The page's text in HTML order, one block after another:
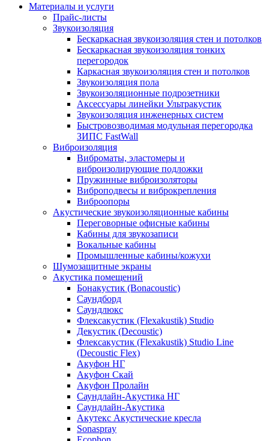
Материалы и услуги
Прайс-листы
Звукоизоляция
Бескаркасная звукоизоляция стен и потолков
Бескаркасная звукоизоляция тонких
перегородок
Каркасная звукоизоляция стен и потолков
Звукоизоляция пола
Звукоизоляционные подрозетники
Аксессуары линейки Ультракустик
Звукоизоляция инженерных систем
Быстровозводимая модульная перегородка
ЗИПС FastWall
Виброизоляция
Виброматы, эластомеры и
виброизолирующие подложки
Пружинные виброизоляторы
Виброподвесы и виброкрепления
Виброопоры
Акустические звукоизоляционные кабины
Переговорные офисные кабины
Кабины для звукозаписи
Вокальные кабины
Промышленные кабины/кожухи
Шумозащитные экраны
Акустика помещений
Бонакустик (Bonacoustic)
Саундборд
Саундлюкс
Флексакустик (Flexakustik) Studio
Декустик (Decoustic)
Флексакустик (Flexakustik) Studio Line
(Decoustic Flex)
Акуфон НГ
Акуфон Скай
Акуфон Пролайн
Саундлайн-Акустика НГ
Саундлайн-Акустика
Акутекс Акустические кресла
Sonaspray